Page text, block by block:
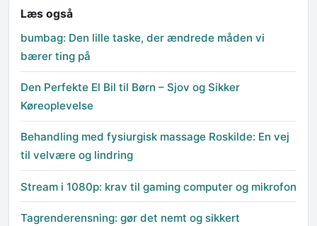
Læs også
bumbag: Den lille taske, der ændrede måden vi
bærer ting på
Den Perfekte El Bil til Børn – Sjov og Sikker
Køreoplevelse
Behandling med fysiurgisk massage Roskilde: En vej
til velvære og lindring
Stream i 1080p: krav til gaming computer og mikrofon
Tagrenderensning: gør det nemt og sikkert